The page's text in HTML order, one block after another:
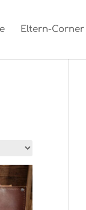
Eltern-Corner